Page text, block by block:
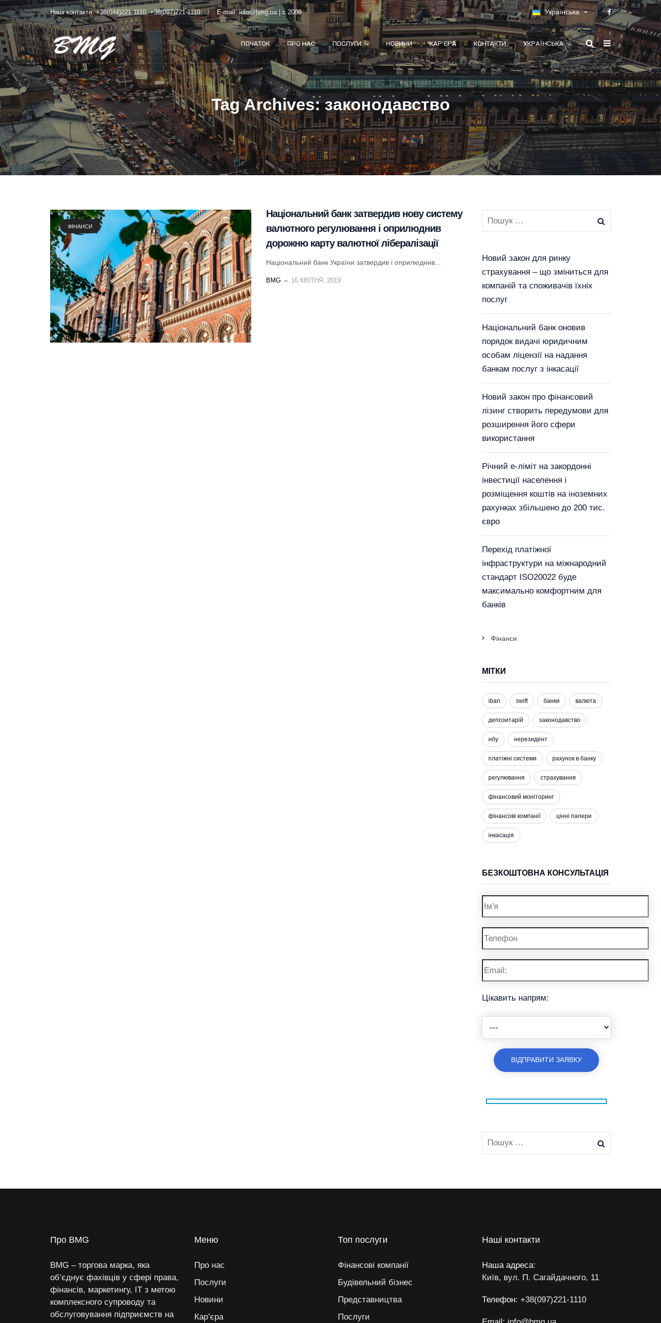
Наші контакти:+38(044)221-1110,+38(097)221-1110 Е-mail:info@bmg.ua| с 2008 Українська
ПОЧАТОК ПРО НАС ПОСЛУГИ НОВИНИ КАР’ЄРА КОНТАКТИ УКРАЇНСЬКА
Tag Archives: законодавство
ФІНАНСИ
Національний банк затвердив нову систему
валютного регулювання і оприлюднив
дорожню карту валютної лібералізації
Національний банк України затвердив і оприлюднив...
BMG 16 КВІТНЯ, 2019
Новий закон для ринку
страхування – що зміниться для
компаній та споживачів їхніх
послуг
Національний банк оновив
порядок видачі юридичним
особам ліцензії на надання
банкам послуг з інкасації
Новий закон про фінансовий
лізинг створить передумови для
розширення його сфери
використання
Річний е-ліміт на закордонні
інвестиції населення і
розміщення коштів на іноземних
рахунках збільшено до 200 тис.
євро
Перехід платіжної
інфраструктури на міжнародний
стандарт ISO20022 буде
максимально комфортним для
банків
Фінанси
МІТКИ
iban swift банки валюта
депозитарій законодавство
нбу нерезидент
платіжні системи рахунок в банку
регулювання страхування
фінансовий моніторинг
фінансові компанії цінні папери
інкасація
БЕЗКОШТОВНА КОНСУЛЬТАЦІЯ
Цікавить напрям:
Про BMG
BMG – торгова марка, яка
об’єднує фахівців у сфері права,
фінансів, маркетингу, IT з метою
комплексного супроводу та
обслуговування підприємств на
Меню
Про нас
Послуги
Новини
Кар’єра
Топ послуги
Фінансові компанії
Будівельний бізнес
Представництва
Послуги
Наші контакти
Наша адреса:
Київ, вул. П. Сагайдачного, 11
Телефон: +38(097)221-1110